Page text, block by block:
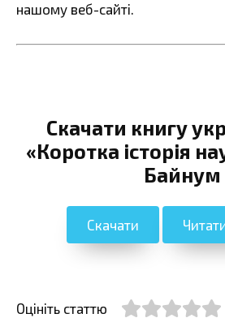
нашому веб-сайті.
Скачати книгу
«Коротка історія
Байнум
Скачати
Оцініть статтю